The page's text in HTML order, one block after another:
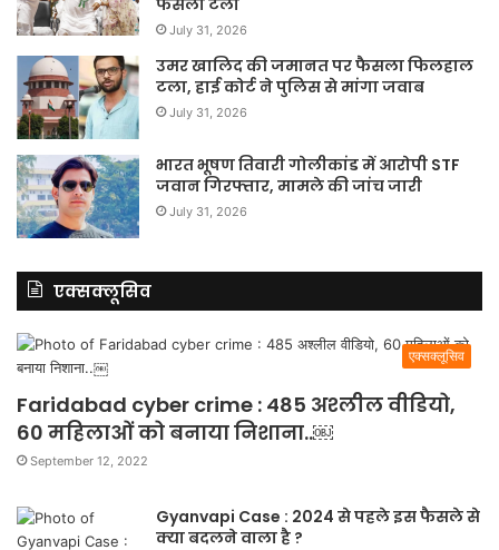
July 31, 2026
उमर खालिद की जमानत पर फैसला फिलहाल
टला, हाई कोर्ट ने पुलिस से मांगा जवाब
July 31, 2026
भारत भूषण तिवारी गोलीकांड में आरोपी STF
जवान गिरफ्तार, मामले की जांच जारी
July 31, 2026
एक्सक्लूसिव
एक्सक्लूसिव
Faridabad cyber crime : 485 अश्लील वीडियो,
60 महिलाओं को बनाया निशाना..￼
September 12, 2022
Gyanvapi Case : 2024 से पहले इस फैसले से
क्या बदलने वाला है ?